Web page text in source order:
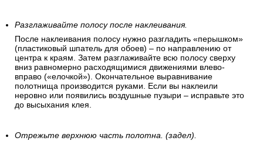
Разглаживайте полосу после наклеивания.
После наклеивания полосу нужно разгладить «перышком»
(пластиковый шпатель для обоев) – по направлению от
центра к краям. Затем разглаживайте всю полосу сверху
вниз равномерно расходящимися движениями влево-
вправо («елочкой»). Окончательное выравнивание
полотнища производится руками. Если вы наклеили
неровно или появились воздушные пузыри – исправьте это
до высыхания клея.
Отрежьте верхнюю часть полотна. (задел).